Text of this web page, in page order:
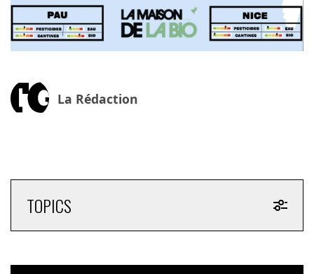
La Rédaction
TOPICS